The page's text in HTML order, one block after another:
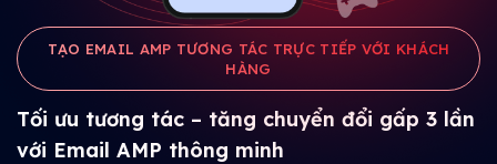
TẠO EMAIL AMP TƯƠNG TÁC TRỰC TIẾP VỚI KHÁCH
HÀNG
Tối ưu tương tác – tăng chuyển đổi gấp 3 lần
với Email AMP thông minh